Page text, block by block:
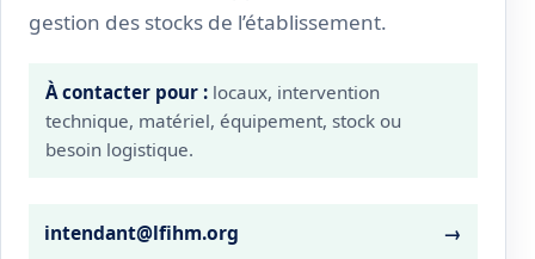
gestion des stocks de l’établissement.
À contacter pour : locaux, intervention
technique, matériel, équipement, stock ou
besoin logistique.
intendant@lfihm.org →